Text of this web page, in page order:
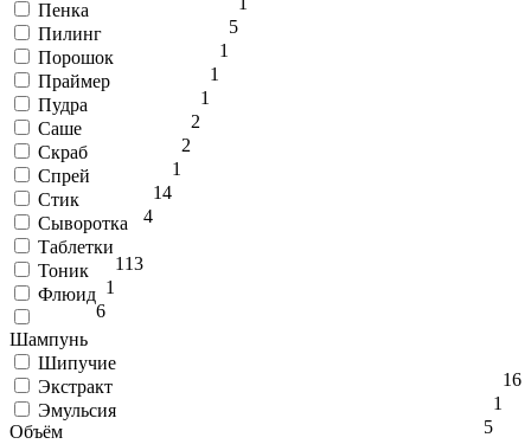
Пенка
5
Пилинг
1
Порошок
1
Праймер
1
Пудра
2
Саше
2
Скраб
1
Спрей
14
Стик
4
Сыворотка
13
Таблетки
1
Тоник
1
Флюид
6
Шампунь
6
Шипучие
1
Экстракт
1
Эмульсия
5
Объём